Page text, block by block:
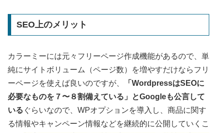
SEO上のメリット
カラーミーには元々フリーページ作成機能があるので、単
純にサイトボリューム（ページ数）を増やすだけならフリ
ーページを使えば良いのですが、
「WordpressはSEOに
必要なものを７〜８割備えている」とGoogleも公言して
いる ぐらいなので、WPオプションを導入し、商品に関す
る情報やキャンペーン情報などを継続的に公開していくこ